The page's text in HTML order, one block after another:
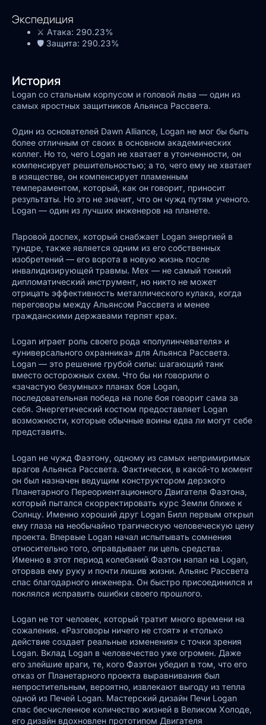
Экспедиция
⚔️ Атака: 290.23%
🛡️ Защита: 290.23%
История
Logan со стальным корпусом и головой льва — один из
самых яростных защитников Альянса Рассвета.
Один из основателей Dawn Alliance, Logan не мог бы быть
более отличным от своих в основном академических
коллег. Но то, чего Logan не хватает в утонченности, он
компенсирует решительностью; а то, чего ему не хватает
в изяществе, он компенсирует пламенным
темпераментом, который, как он говорит, приносит
результаты. Но это не значит, что он чужд путям ученого.
Logan — один из лучших инженеров на планете.
Паровой доспех, который снабжает Logan энергией в
тундре, также является одним из его собственных
изобретений — его ворота в новую жизнь после
инвалидизирующей травмы. Мех — не самый тонкий
дипломатический инструмент, но никто не может
отрицать эффективность металлического кулака, когда
переговоры между Альянсом Рассвета и менее
гражданскими державами терпят крах.
Logan играет роль своего рода «полулинчевателя» и
«универсального охранника» для Альянса Рассвета.
Logan — это решение грубой силы: шагающий танк
вместо осторожных схем. Что бы ни говорили о
«зачастую безумных» планах боя Logan,
последовательная победа на поле боя говорит сама за
себя. Энергетический костюм предоставляет Logan
возможности, которые обычные воины едва ли могут себе
представить.
Logan не чужд Фаэтону, одному из самых непримиримых
врагов Альянса Рассвета. Фактически, в какой-то момент
он был назначен ведущим конструктором дерзкого
Планетарного Переориентационного Двигателя Фаэтона,
который пытался скорректировать курс Земли ближе к
Солнцу. Именно хороший друг Logan Билл первым открыл
ему глаза на необычайно трагическую человеческую цену
проекта. Впервые Logan начал испытывать сомнения
относительно того, оправдывает ли цель средства.
Именно в этот период колебаний Фаэтон напал на Logan,
оторвав ему руку и почти лишив жизни. Альянс Рассвета
спас благодарного инженера. Он быстро присоединился и
поклялся исправить ошибки своего прошлого.
Logan не тот человек, который тратит много времени на
сожаления. «Разговоры ничего не стоят» и «только
действие создает реальные изменения» с точки зрения
Logan. Вклад Logan в человечество уже огромен. Даже
его злейшие враги, те, кого Фаэтон убедил в том, что его
отказ от Планетарного проекта выравнивания был
непростительным, вероятно, извлекают выгоду из тепла
одной из Печей Logan. Мастерский дизайн Печи Logan
спас бесчисленное количество жизней в Великом Холоде,
его дизайн вдохновлен прототипом Двигателя